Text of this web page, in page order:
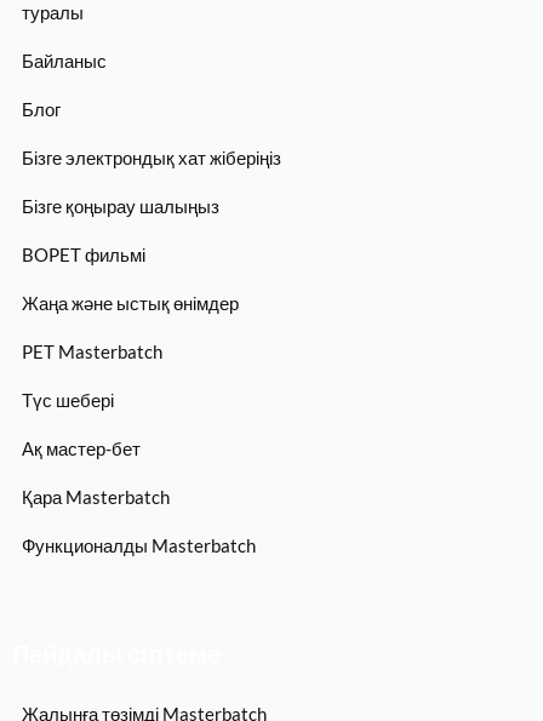
туралы
Байланыс
Блог
Бізге электрондық хат жіберіңіз
Бізге қоңырау шалыңыз
BOPET фильмі
Жаңа және ыстық өнімдер
PET Masterbatch
Түс шебері
Ақ мастер-бет
Қара Masterbatch
Функционалды Masterbatch
Жалынға төзімді Masterbatch